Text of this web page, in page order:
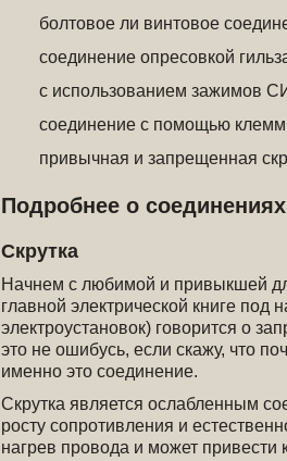
болтовое ли винтовое
соединение опресовкой
с использованием зажимов
соединение с помощью клемм
привычная и запрещенная
Подробнее о соединениях
Скрутка
Начнем с любимой и привыкшей
главной электрической книге
электроустановок) говорится о
это не ошибусь, если скажу, что
именно это соединение.
Скрутка является ослабленным
росту сопротивления и
нагрев провода и может привести